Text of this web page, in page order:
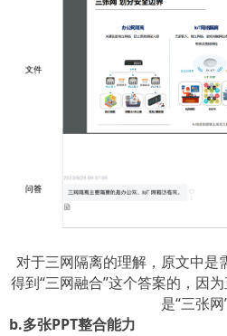
对于三网隔离的理解，原文中是
得到“三网融合”这个答案的，因
是“三张网”
b.多张PPT整合能力